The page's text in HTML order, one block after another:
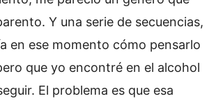
Y una serie de secuencias,
en ese momento cómo pensarlo
que yo encontré en el alcohol
El problema es que esa